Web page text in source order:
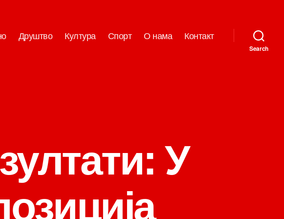
Друштво Култура Спорт О нама Контакт
Search
У